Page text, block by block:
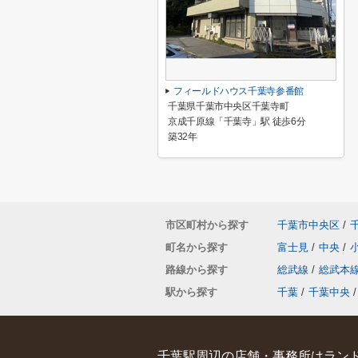
フィールドハウス千葉寺参番館
千葉県千葉市中央区千葉寺町
京成千原線「千葉寺」駅 徒歩6分
築32年
市区町村から探す 千葉市中央区 /
町名から探す
富士見 / 中央 /
路線から探す
総武線 / 総武本
駅から探す
千葉 / 千葉中央 /